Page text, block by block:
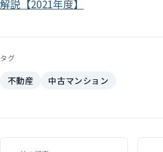
解説【2021年度】
タグ
不動産 中古マンション